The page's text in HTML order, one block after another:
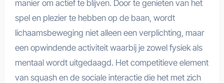
manier om actief te blijven. Door te genieten van het
spel en plezier te hebben op de baan, wordt
lichaamsbeweging niet alleen een verplichting, maar
een opwindende activiteit waarbij je zowel fysiek als
mentaal wordt uitgedaagd. Het competitieve element
van squash en de sociale interactie die het met zich